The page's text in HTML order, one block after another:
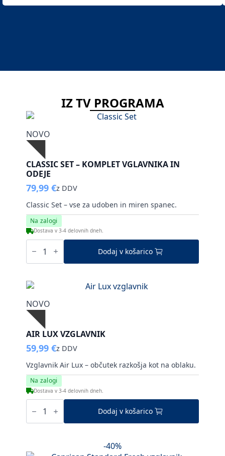
IZ TV PROGRAMA
Na zalogi
Dostava v 3-4 delovnih dneh.
Classic Set – vse za udoben in miren spanec.
NOVO
CLASSIC SET – KOMPLET VGLAVNIKA IN
ODEJE
79,99 €z DDV
Classic
Set
komplet
in
odeje
količina
Dodaj v košarico
Na zalogi
Dostava v 3-4 delovnih dneh.
Vzglavnik Air Lux – občutek razkošja kot na oblaku.
NOVO
AIR LUX VZGLAVNIK
59,99 €z DDV
Air
Lux
količina
Dodaj v košarico
-40%